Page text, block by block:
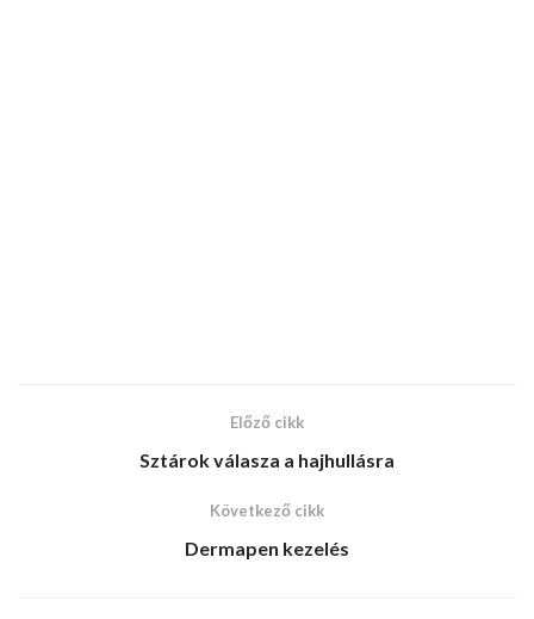
Előző cikk
Sztárok válasza a hajhullásra
Következő cikk
Dermapen kezelés